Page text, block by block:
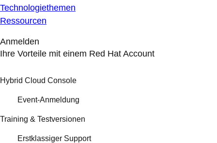
Technologiethemen
Ressourcen
Anmelden
Ihre Vorteile mit einem Red Hat Account
Hybrid Cloud Console
Event-Anmeldung
Training & Testversionen
Erstklassiger Support